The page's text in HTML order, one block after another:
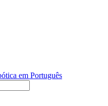
em Português